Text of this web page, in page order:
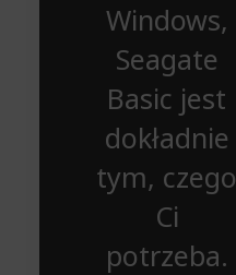
Windows,
Seagate
Basic jest
dokładnie
tym, czego
Ci
potrzeba.